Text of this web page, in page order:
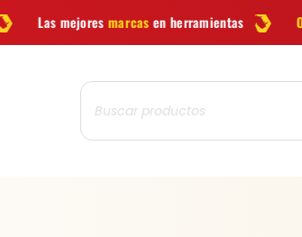
en herramientas Ofertasy novedades
Búsqueda
de
productos